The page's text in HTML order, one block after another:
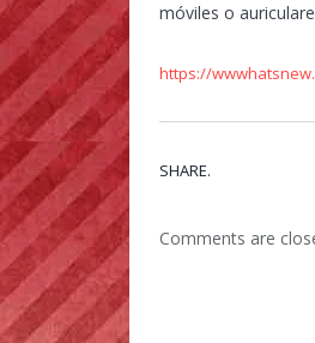
móviles o
https://
SHARE.
Comments are